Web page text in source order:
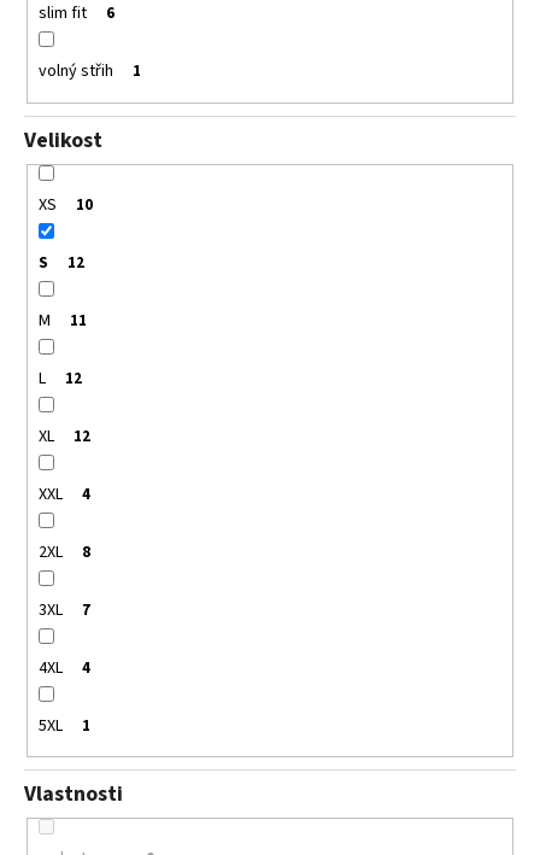
slim fit 6
volný střih 1
Velikost
XS 10
S 12
M 11
L 12
XL 12
XXL 4
2XL 8
3XL 7
4XL 4
5XL 1
Vlastnosti